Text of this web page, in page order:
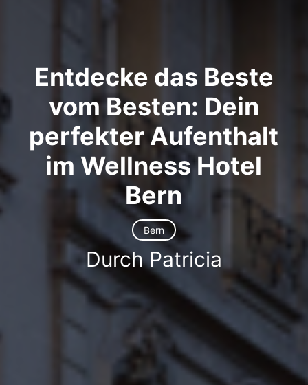
Entdecke das Beste
vom Besten: Dein
perfekter Aufenthalt
im Wellness Hotel
Bern
Bern
Durch Patricia